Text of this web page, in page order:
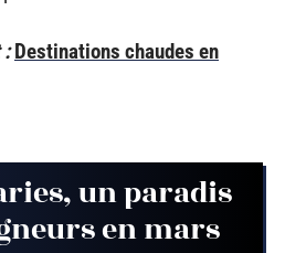
: Destinations chaudes en
un paradis
en mars